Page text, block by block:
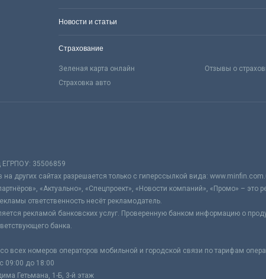
Новости и статьи
Страхование
Зеленая карта онлайн Отзывы о
Страховка авто
35506859
других сайтах разрешается только с гиперссылкой вида:
«Актуально», «Спецпроект», «Новости компаний», «Промо» – это
ответственность несёт рекламодатель.
рекламой банковских услуг. Проверенную банком информацию о
банка.
всех номеров операторов мобильной и городской связи по тарифам
09:00 до 18:00
Гетьмана, 1-Б, 3-й этаж